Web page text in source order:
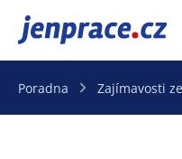
JenPráce.cz
Poradna Zajímavosti